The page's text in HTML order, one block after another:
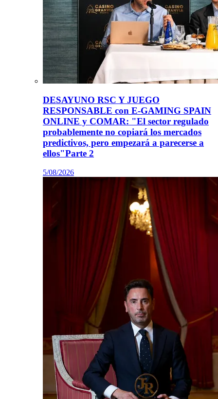
DESAYUNO RSC Y JUEGO
RESPONSABLE con E-GAMING SPAIN
ONLINE y COMAR: "El sector regulado
probablemente no copiará los mercados
predictivos, pero empezará a parecerse a
ellos"Parte 2
5/08/2026